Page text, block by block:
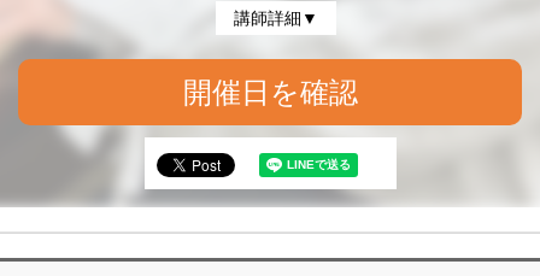
講師詳細▼
開催日を確認